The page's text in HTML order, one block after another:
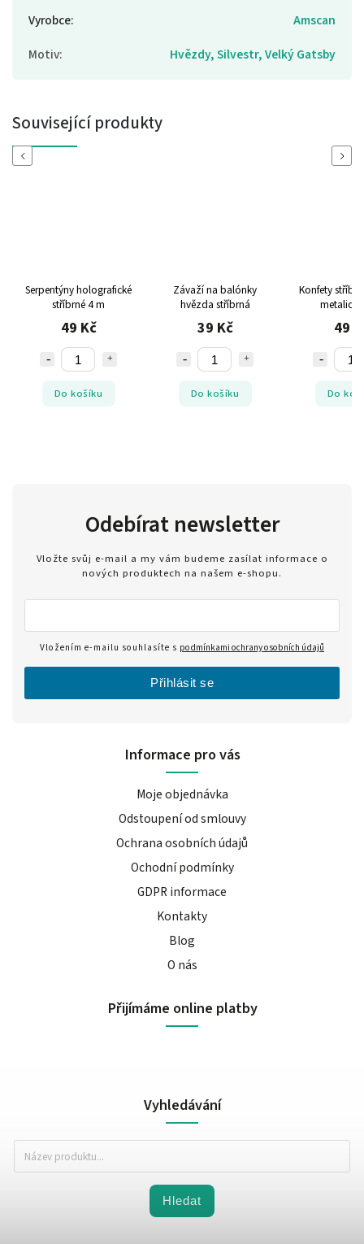
Vyrobce:
Amscan
Motiv: Hvězdy, Silvestr, Velký Gatsby
Související produkty
Previous
Serpentýny holografické
stříbrné 4 m
49 Kč
Do košíku
Závaží na balónky
hvězda stříbrná
39 Kč
Do košíku
Konfety
49
Do
Next
Informace pro vás
Moje objednávka
Odstoupení od smlouvy
Ochrana osobních údajů
Ochodní podmínky
GDPR informace
Kontakty
Blog
O nás
Přijímáme online platby
Vyhledávání
Hledat
Odebírat newsletter
Vložte svůj e-mail a my vám budeme zasílat informace o
nových produktech na našem e-shopu.
Vložením e-mailu souhlasíte s podmínkami ochrany osobních údajů
Přihlásit se